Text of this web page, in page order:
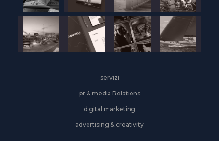
servizi
pr & media Relations
digital marketing
advertising & creativity